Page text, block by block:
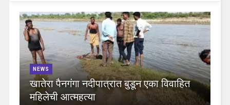
NEWS
खातेरा पैनगंगा नदीपात्रात बुडून एका विवाहित
महिलेची आत्महत्या